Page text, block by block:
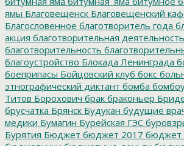
ямы Благовещенск Благовещенский
Благословенное благотворитель года
акция благотворительная деятельность
благотворительность
благоустройство Блокада Ленинграда
боеприпасы Бойцовский клуб бокс
этнографический диктант бомба
Титов Борохович брак браконьер
брусчатка Брянск Будукан будущие
медики Бумагин Бурейская ГЭС
Бурятия Бюджет бюджет 2017 бюджет